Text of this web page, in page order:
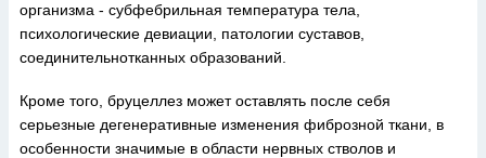
организма - субфебрильная температура тела,
психологические девиации, патологии суставов,
соединительнотканных образований.
Кроме того, бруцеллез может оставлять после себя
серьезные дегенеративные изменения фиброзной ткани, в
особенности значимые в области нервных стволов и